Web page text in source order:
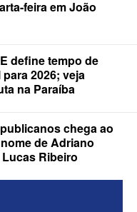
e ao
feira em João
define tempo de
2026; veja
na Paraíba
chega ao
de Adriano
Ribeiro